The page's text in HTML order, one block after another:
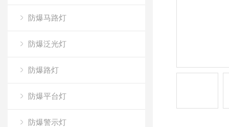
防爆马路灯
防爆泛光灯
防爆路灯
防爆平台灯
防爆警示灯